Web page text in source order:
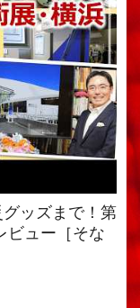
ッズまで！第
ビュー［そな